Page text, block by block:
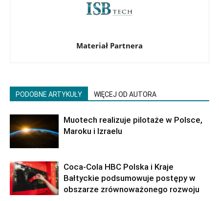
Materiał Partnera
PODOBNE ARTYKUŁY WIĘCEJ OD AUTORA
Muotech realizuje pilotaże w Polsce,
Maroku i Izraelu
Coca-Cola HBC Polska i Kraje
Bałtyckie podsumowuje postępy w
obszarze zrównoważonego rozwoju